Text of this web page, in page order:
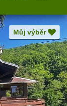
Můj výběr